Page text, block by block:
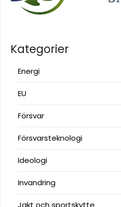
Kategorier
Energi
EU
Försvar
Försvarsteknologi
Ideologi
Invandring
Jakt och sportskytte